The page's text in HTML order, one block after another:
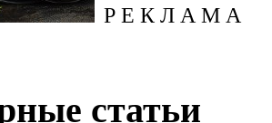
Р Е К Л А М А
статьи